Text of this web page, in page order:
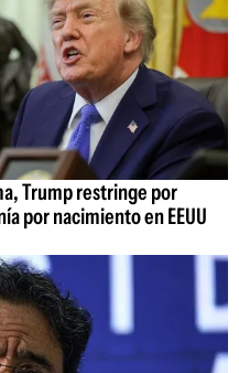
Trump restringe por
por nacimiento en EEUU